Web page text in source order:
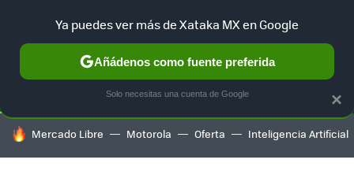
SELECCIÓN GAMING HOME AUTO TERRITORIO
HOY SE HABLA DE
Mercado Libre Motorola Oferta Inteligencia Artificial
×
Ya puedes ver más de Xataka MX en Google
Añádenos como fuente preferida
Solo necesitas una cuenta de Google